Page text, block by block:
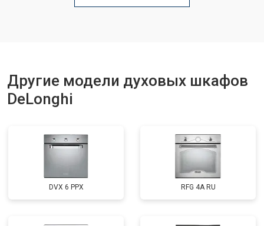
Другие модели духовых шкафов
DeLonghi
DVX 6 PPX RFG 4A RU